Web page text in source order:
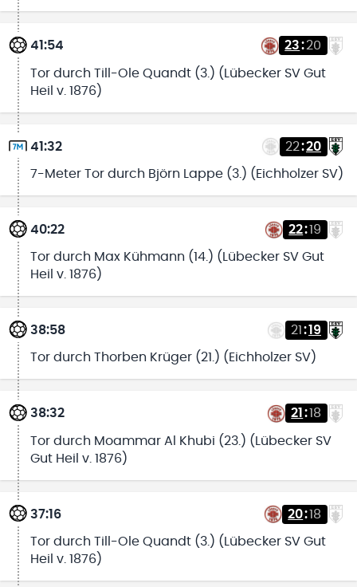
41:54 23:20
Tor durch Till-Ole Quandt (3.) (Lübecker SV Gut
Heil v. 1876)
41:32 22:20
7-Meter Tor durch Björn Lappe (3.) (Eichholzer SV)
40:22 22:19
Tor durch Max Kühmann (14.) (Lübecker SV Gut
Heil v. 1876)
38:58 21 :19
Tor durch Thorben Krüger (21.) (Eichholzer SV)
38:32 21 :18
Tor durch Moammar Al Khubi (23.) (Lübecker SV
Gut Heil v. 1876)
37:16 20:18
Tor durch Till-Ole Quandt (3.) (Lübecker SV Gut
Heil v. 1876)